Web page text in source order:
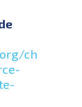
ch